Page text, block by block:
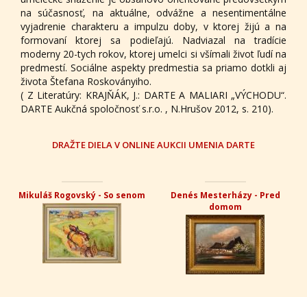
na súčasnosť, na aktuálne, odvážne a nesentimentálne
vyjadrenie charakteru a impulzu doby, v ktorej žijú a na
formovaní ktorej sa podieľajú. Nadviazal na tradície
moderny 20-tych rokov, ktorej umelci si všímali život ľudí na
predmestí. Sociálne aspekty predmestia sa priamo dotkli aj
života Štefana Roskoványiho.
( Z Literatúry: KRAJŇÁK, J.: DARTE A MALIARI „VÝCHODU“.
DARTE Aukčná spoločnosť s.r.o. , N.Hrušov 2012, s. 210).
DRAŽTE DIELA V ONLINE AUKCII UMENIA DARTE
Mikuláš Rogovský - So senom
Denés Mesterházy - Pred
domom